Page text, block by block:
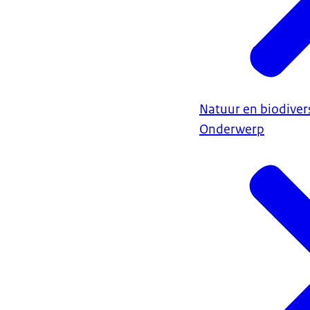
Natuur en
Onderwerp